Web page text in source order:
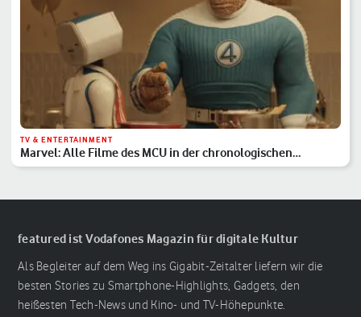
TV & ENTERTAINMENT
Marvel: Alle Filme des MCU in der chronologischen
Reihenfolge
featured ist Vodafones Magazin für digitale Kultur
Als Begleiter auf dem Weg ins Gigabit-Zeitalter liefern wir die
besten Stories zu Smartphone-Highlights, Gadgets, den
heißesten Tech-News und Kino- und TV-Höhepunkte.